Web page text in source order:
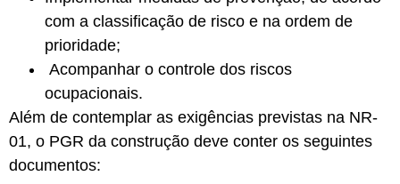
com a classificação de risco e na ordem de
prioridade;
Acompanhar o controle dos riscos
ocupacionais.
Além de contemplar as exigências previstas na NR-
01, o PGR da construção deve conter os seguintes
documentos: